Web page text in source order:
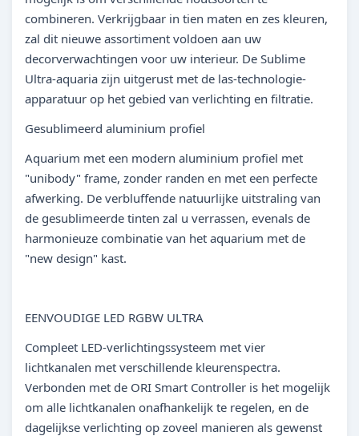
combineren. Verkrijgbaar in tien maten en zes kleuren,
zal dit nieuwe assortiment voldoen aan uw
decorverwachtingen voor uw interieur. De Sublime
Ultra-aquaria zijn uitgerust met de las-technologie-
apparatuur op het gebied van verlichting en filtratie.
Gesublimeerd aluminium profiel
Aquarium met een modern aluminium profiel met
"unibody" frame, zonder randen en met een perfecte
afwerking. De verbluffende natuurlijke uitstraling van
de gesublimeerde tinten zal u verrassen, evenals de
harmonieuze combinatie van het aquarium met de
"new design" kast.
EENVOUDIGE LED RGBW ULTRA
Compleet LED-verlichtingssysteem met vier
lichtkanalen met verschillende kleurenspectra.
Verbonden met de ORI Smart Controller is het mogelijk
om alle lichtkanalen onafhankelijk te regelen, en de
dagelijkse verlichting op zoveel manieren als gewenst